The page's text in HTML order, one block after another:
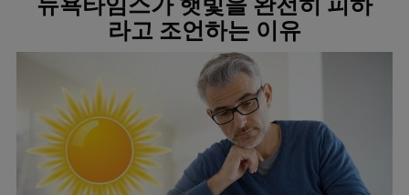
라고 조언하는 이유